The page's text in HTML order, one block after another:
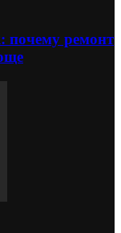
почему ремонт